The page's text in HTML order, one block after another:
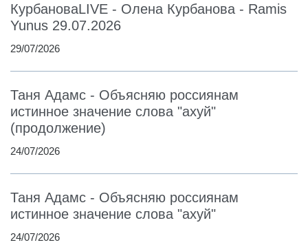
КурбановаLIVE - Олена Курбанова - Ramis
Yunus 29.07.2026
29/07/2026
Таня Адамс - Объясняю россиянам
истинное значение слова "ахуй"
(продолжение)
24/07/2026
Таня Адамс - Объясняю россиянам
истинное значение слова "ахуй"
24/07/2026